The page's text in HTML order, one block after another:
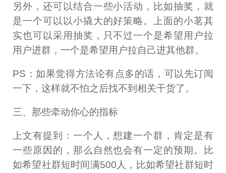
另外，还可以结合一些小活动，比如抽奖，就
是一个可以以小撬大的好策略。上面的小茗其
实也可以采用抽奖，只不过一个是希望用户拉
用户进群，一个是希望用户拉自己进其他群。
PS：如果觉得方法论有点多的话，可以先订阅
一下，这样就不怕之后找不到相关干货了。
三、那些牵动你心的指标
上文有提到：一个人，想建一个群，肯定是有
一些原因的，那么自然也会有一定的预期。比
如希望社群短时间满500人，比如希望社群短时